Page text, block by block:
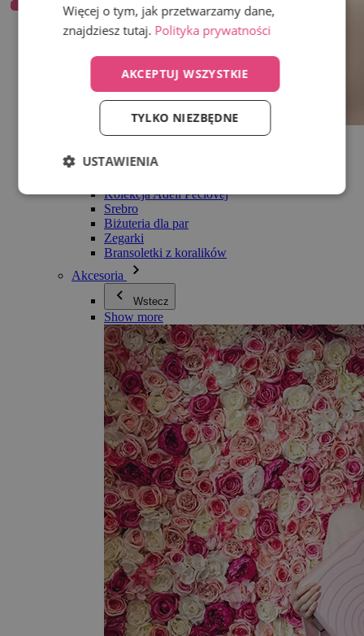
Wszystko w kategorii Biżuteria
Bransoletki
Kolekcja Adéli Pečlovej
Srebro
Biżuteria dla par
Zegarki
Bransoletki z koralików
Akcesoria
Wstecz
Show more
Więcej o tym, jak przetwarzamy dane,
znajdziesz tutaj. Polityka prywatności
AKCEPTUJ WSZYSTKIE
TYLKO NIEZBĘDNE
USTAWIENIA